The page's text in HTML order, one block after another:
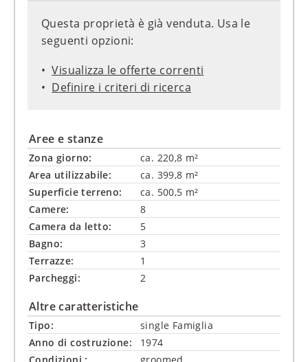
Questa proprietà è già venduta. Usa le
seguenti opzioni:
Visualizza le offerte correnti
Definire i criteri di ricerca
Aree e stanze
Zona giorno:
ca. 220,8 m²
Area utilizzabile:
ca. 399,8 m²
Superficie terreno:
ca. 500,5 m²
Camere:
8
Camera da letto:
5
Bagno:
3
Terrazze:
1
Parcheggi:
2
Altre caratteristiche
Tipo:
single Famiglia
Anno di costruzione:
1974